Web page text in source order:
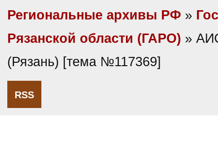
Региональные архивы РФ »
Рязанской области (ГАРО) »
(Рязань) [тема №117369]
RSS